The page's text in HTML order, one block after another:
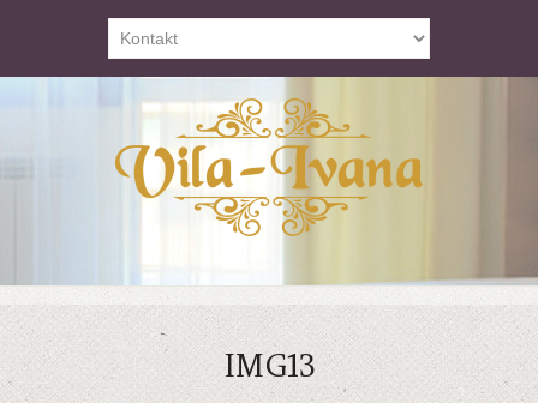
IMG13